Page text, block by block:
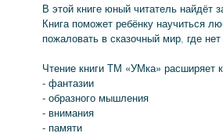
В этой книге юный читатель найдёт
Книга поможет ребёнку научиться
пожаловать в сказочный мир, где
Чтение книги ТМ «УМка» расширяет
- фантазии
- образного мышления
- внимания
- памяти